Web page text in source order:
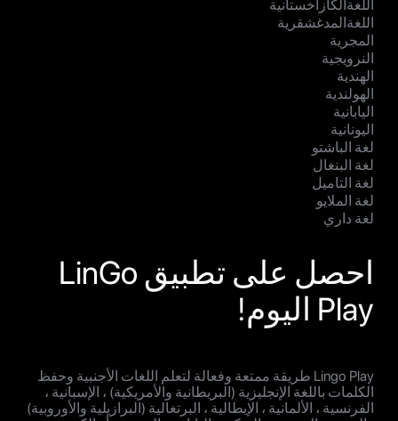
اللغةالكازاخستانية
اللغةالمدغشقرية
المجرية
النرويجية
الهندية
الهولندية
اليابانية
اليونانية
لغة الباشتو
لغة البنغال
لغة التاميل
لغة الملايو
لغة داري
احصل على تطبيق LinGo
Play اليوم!
Lingo Play طريقة ممتعة وفعالة لتعلم اللغات الأجنبية وحفظ
الكلمات باللغة الإنجليزية (البريطانية والأمريكية) ، الإسبانية ،
الفرنسية ، الألمانية ، الإيطالية ، البرتغالية (البرازيلية والأوروبية)